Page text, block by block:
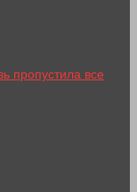
пропустила все